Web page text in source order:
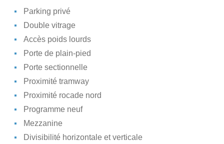
Parking privé
Double vitrage
Accès poids lourds
Porte de plain-pied
Porte sectionnelle
Proximité tramway
Proximité rocade nord
Programme neuf
Mezzanine
Divisibilité horizontale et verticale